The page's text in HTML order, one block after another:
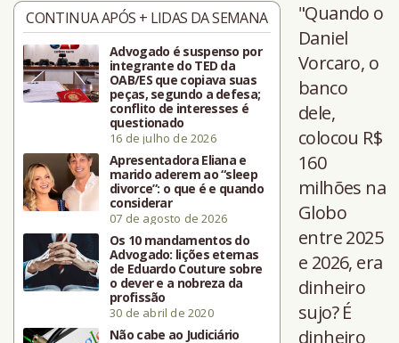
CONTINUA APÓS + LIDAS DA SEMANA
Advogado é suspenso por
integrante do TED da
OAB/ES que copiava suas
peças, segundo a defesa;
conflito de interesses é
questionado
16 de julho de 2026
Apresentadora Eliana e
marido aderem ao “sleep
divorce”: o que é e quando
considerar
07 de agosto de 2026
Os 10 mandamentos do
Advogado: lições eternas
de Eduardo Couture sobre
o dever e a nobreza da
profissão
30 de abril de 2020
Não cabe ao Judiciário
"Quando o
Daniel
Vorcaro, o
banco
dele,
colocou R$
160
milhões na
Globo
entre 2025
e 2026, era
dinheiro
sujo? É
dinheiro